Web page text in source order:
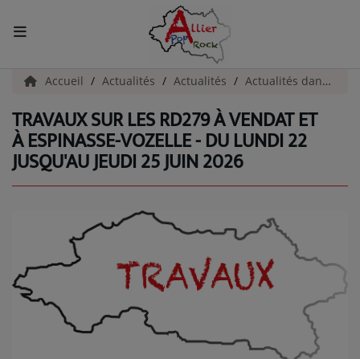
ACCUEIL
Actualités
INFOS - ALLIER
INFOS POP ROCK
La Radio
EMISSIONS
Accueil Actualités Actualités Actualités dans l'Allier
TRAVAUX SUR LES RD279 À VENDAT ET
À ESPINASSE-VOZELLE - DU LUNDI 22
JUSQU'AU JEUDI 25 JUIN 2026